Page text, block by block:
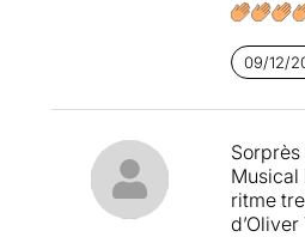
què els
són
en 3D,
el
segle
09/12/
Musical
ritme